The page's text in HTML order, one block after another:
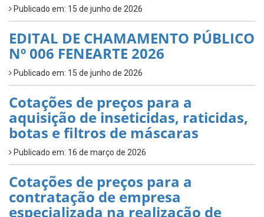
Publicado em: 15 de junho de 2026
EDITAL DE CHAMAMENTO PÚBLICO
Nº 006 FENEARTE 2026
Publicado em: 15 de junho de 2026
Cotações de preços para a
aquisição de inseticidas, raticidas,
botas e filtros de máscaras
Publicado em: 16 de março de 2026
Cotações de preços para a
contratação de empresa
especializada na realização de